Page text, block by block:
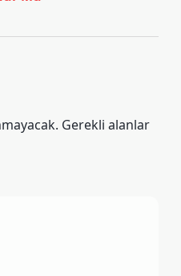
Gerekli alanlar